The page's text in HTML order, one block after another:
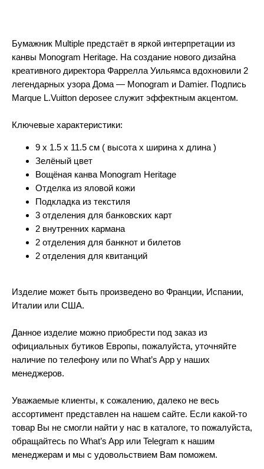
Бумажник Multiple предстаёт в яркой интерпретации из
канвы Monogram Heritage. На создание нового дизайна
креативного директора Фаррелла Уильямса вдохновили 2
легендарных узора Дома — Monogram и Damier. Подпись
Marque L.Vuitton deposee служит эффектным акцентом.
Ключевые характеристики:
9 x 1.5 x 11.5 см ( высота x ширина x длина )
Зелёный цвет
Вощёная канва Monogram Heritage
Отделка из яловой кожи
Подкладка из текстиля
3 отделения для банковских карт
2 внутренних кармана
2 отделения для банкнот и билетов
2 отделения для квитанций
Изделие может быть произведено во Франции, Испании,
Италии или США.
Данное изделие можно приобрести под заказ из
официальных бутиков Европы, пожалуйста, уточняйте
наличие по телефону или по What’s App у наших
менеджеров.
Уважаемые клиенты, к сожалению, далеко не весь
ассортимент представлен на нашем сайте. Если какой-то
товар Вы не смогли найти у нас в каталоге, то пожалуйста,
обращайтесь по What’s App или Telegram к нашим
менеджерам и мы с удовольствием Вам поможем.